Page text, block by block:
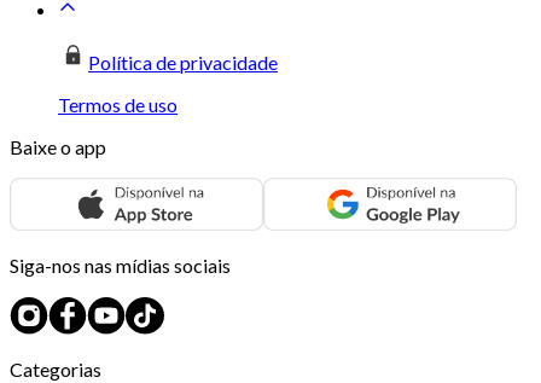
Política de privacidade
Termos de uso
Baixe o app
Siga-nos nas mídias sociais
Categorias